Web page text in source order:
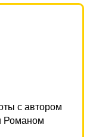
с автором
Романом